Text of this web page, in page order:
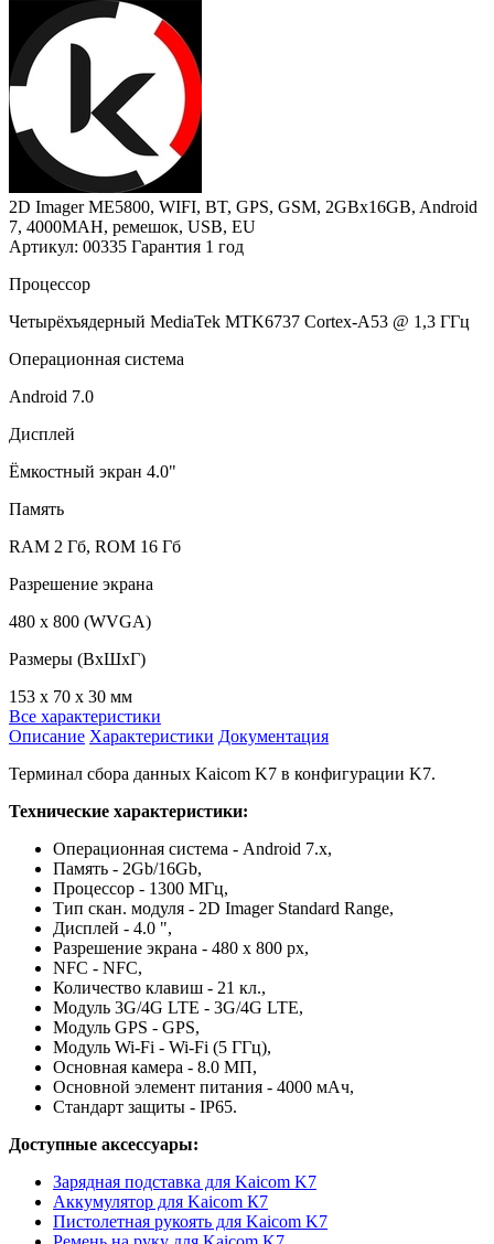
2D Imager ME5800, WIFI, BT, GPS, GSM, 2GBx16GB, Android
7, 4000MAH, ремешок, USB, EU
Артикул: 00335 Гарантия 1 год
Процессор
Четырёхъядерный MediaTek MTK6737 Cortex-A53 @ 1,3 ГГц
Операционная система
Android 7.0
Дисплей
Ёмкостный экран 4.0"
Память
RAM 2 Гб, ROM 16 Гб
Разрешение экрана
480 x 800 (WVGA)
Размеры (ВхШхГ)
153 x 70 x 30 мм
Все характеристики
Описание Характеристики Документация
Терминал сбора данных Kaicom K7 в конфигурации K7.
Технические характеристики:
Операционная система - Android 7.x,
Память - 2Gb/16Gb,
Процессор - 1300 МГц,
Тип скан. модуля - 2D Imager Standard Range,
Дисплей - 4.0 ",
Разрешение экрана - 480 x 800 px,
NFC - NFC,
Количество клавиш - 21 кл.,
Модуль 3G/4G LTE - 3G/4G LTE,
Модуль GPS - GPS,
Модуль Wi-Fi - Wi-Fi (5 ГГц),
Основная камера - 8.0 МП,
Основной элемент питания - 4000 мАч,
Стандарт защиты - IP65.
Доступные аксессуары:
Зарядная подставка для Kaicom K7
Аккумулятор для Kaicom К7
Пистолетная рукоять для Kaicom K7